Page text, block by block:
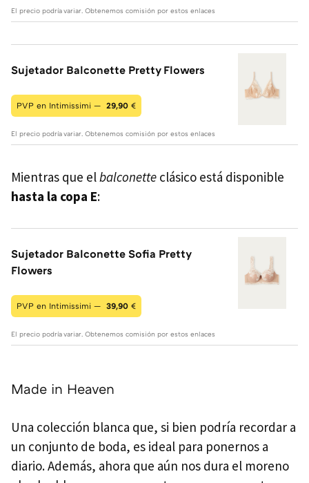
El precio podría variar. Obtenemos comisión por estos enlaces
Sujetador Balconette Pretty Flowers
PVP en Intimissimi — 29,90 €
El precio podría variar. Obtenemos comisión por estos enlaces
Mientras que elbalconette clásico está disponible
hasta la copa E:
Sujetador Balconette Sofia Pretty
Flowers
PVP en Intimissimi — 39,90 €
El precio podría variar. Obtenemos comisión por estos enlaces
Made in Heaven
Una colección blanca que, si bien podría recordar a
un conjunto de boda, es ideal para ponernos a
diario. Además, ahora que aún nos dura el moreno